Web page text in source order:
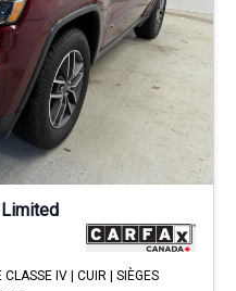
IV | CUIR | SIÈGES